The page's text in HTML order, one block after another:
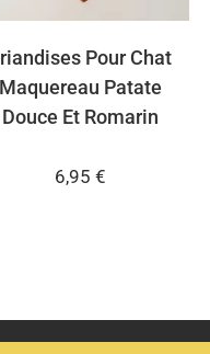
Pour Chat
Maquereau Patate
Douce Et Romarin
6,95€